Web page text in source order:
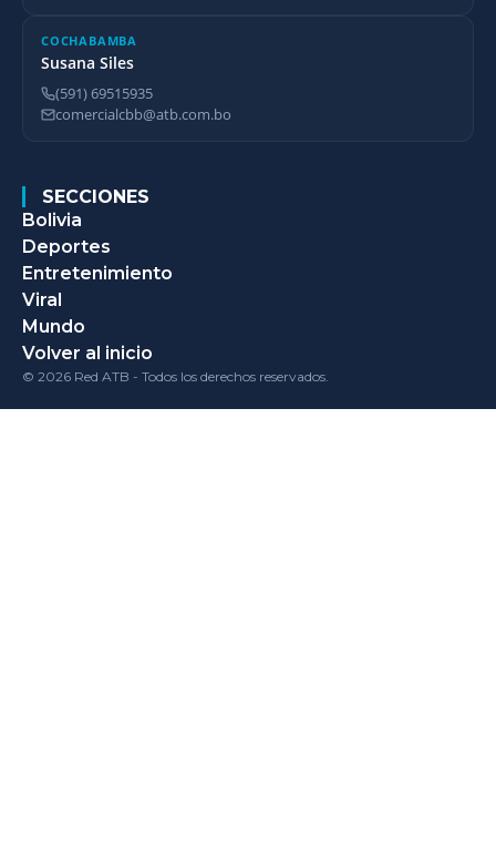
COCHABAMBA
Susana Siles
(591) 69515935
comercialcbb@atb.com.bo
SECCIONES
Bolivia
Deportes
Entretenimiento
Viral
Mundo
Volver al inicio
© 2026 Red ATB - Todos los derechos reservados.